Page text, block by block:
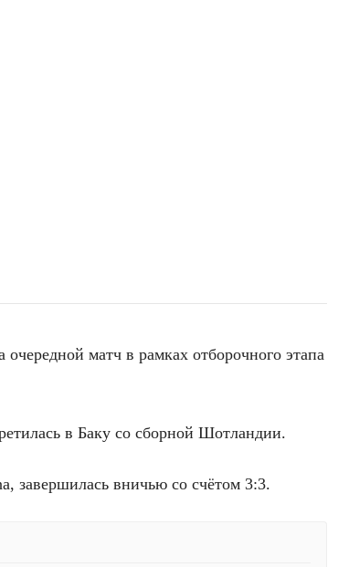
матч в рамках отборочного этапа
в Баку со сборной Шотландии.
завершилась вничью со счётом 3:3.